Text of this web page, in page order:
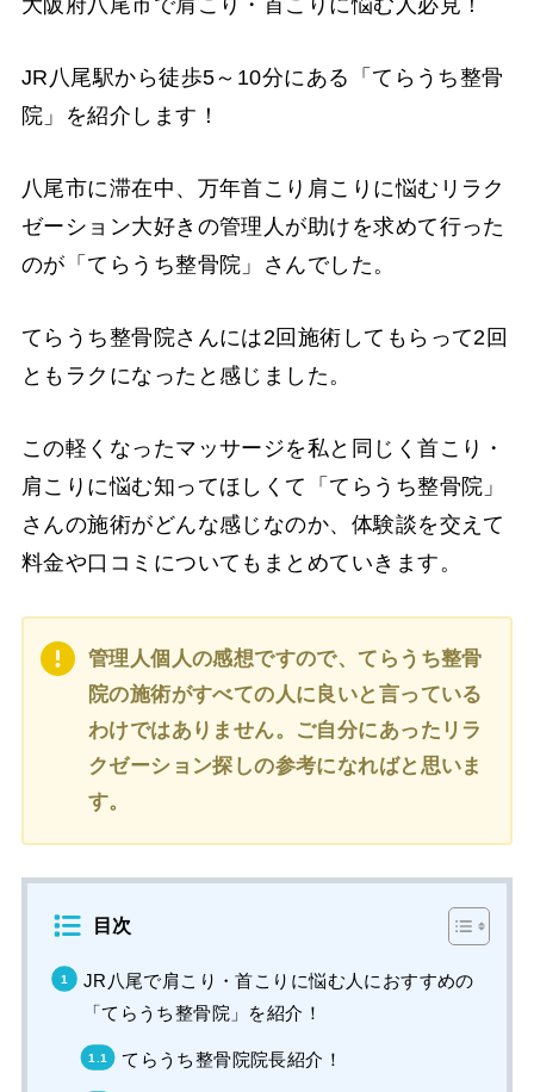
大阪府八尾市で肩こり・首こりに悩む人必見！
JR八尾駅から徒歩5～10分にある「てらうち整骨
院」を紹介します！
八尾市に滞在中、万年首こり肩こりに悩むリラク
ゼーション大好きの管理人が助けを求めて行った
のが「てらうち整骨院」さんでした。
てらうち整骨院さんには2回施術してもらって2回
ともラクになったと感じました。
この軽くなったマッサージを私と同じく首こり・
肩こりに悩む知ってほしくて「てらうち整骨院」
さんの施術がどんな感じなのか、体験談を交えて
料金や口コミについてもまとめていきます。
管理人個人の感想ですので、てらうち整骨
院の施術がすべての人に良いと言っている
わけではありません。ご自分にあったリラ
クゼーション探しの参考になればと思いま
す。
目次
JR八尾で肩こり・首こりに悩む人におすすめの
「てらうち整骨院」を紹介！
てらうち整骨院院長紹介！